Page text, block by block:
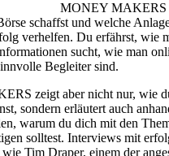
MONEY MAKERS
schaffst und welche
verhelfen. Du erfährst, wie
sucht, wie man
Begleiter sind.
zeigt aber nicht nur, wie
sondern erläutert auch
warum du dich mit den
solltest. Interviews mit
Tim Draper, einem der